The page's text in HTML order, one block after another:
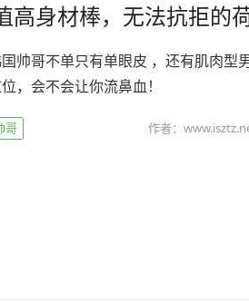
高身材棒，无法抗拒的
帅哥不单只有单眼皮 ，还有肌肉型
，会不会让你流鼻血！
哥 作者：